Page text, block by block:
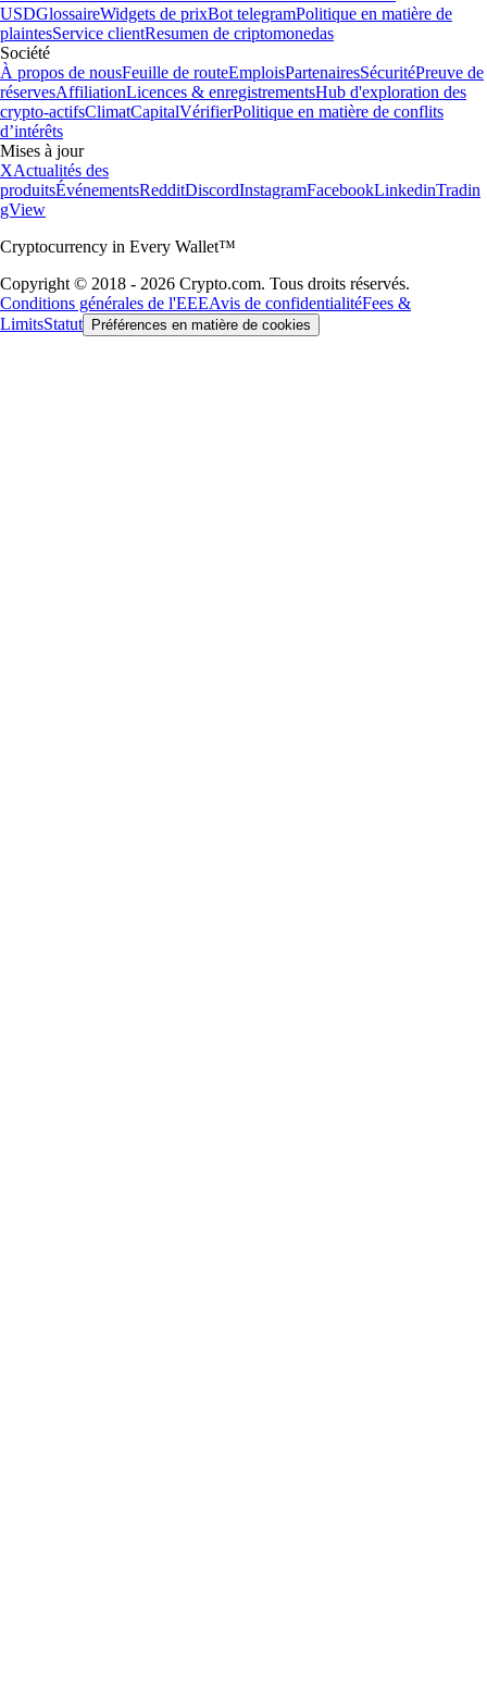
USDGlossaireWidgets de prixBot telegramPolitique en matière de
plaintesService clientResumen de criptomonedas
Société
À propos de nousFeuille de routeEmploisPartenairesSécuritéPreuve de
réservesAffiliationLicences & enregistrementsHub d'exploration des
crypto-actifsClimatCapitalVérifierPolitique en matière de conflits
d’intérêts
Mises à jour
XActualités des
produitsÉvénementsRedditDiscordInstagramFacebookLinkedinTradin
gView
Cryptocurrency in Every Wallet™
Copyright © 2018 - 2026 Crypto.com. Tous droits réservés.
Conditions générales de l'EEEAvis de confidentialitéFees &
LimitsStatut Préférences en matière de cookies